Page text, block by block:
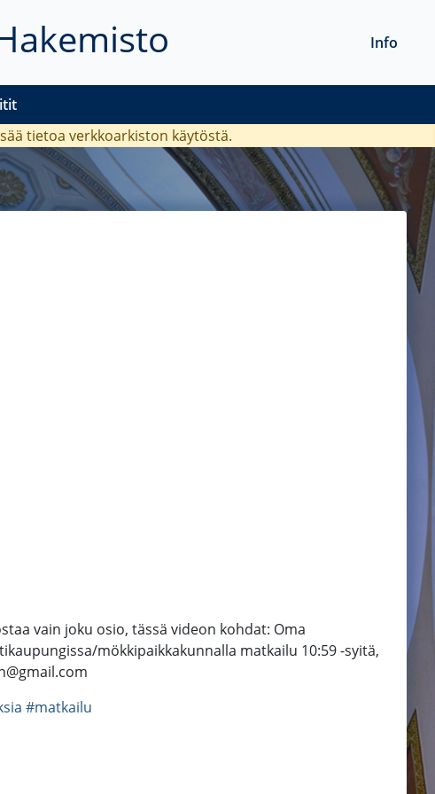
Info
tietoa verkkoarkiston käytöstä.
vain joku osio, tässä videon kohdat: Oma
mökkipaikkakunnalla matkailu 10:59 -syitä,
#matkailu